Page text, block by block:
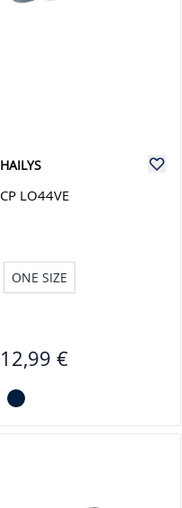
HAILYS
CP LO44VE
ONE SIZE
12,99 €